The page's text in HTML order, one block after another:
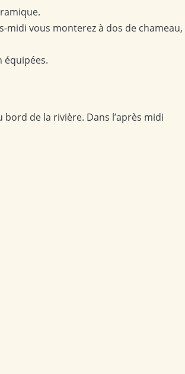
midi vous monterez à dos de chameau,
équipées.
de la rivière. Dans l’après midi